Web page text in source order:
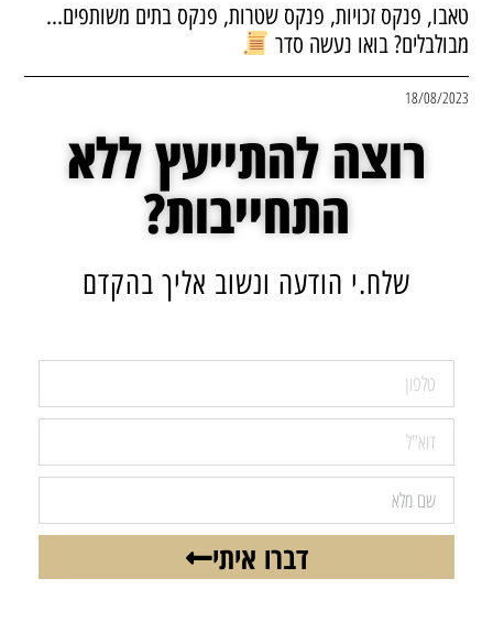
טאבו, פנקס זכויות, פנקס שטרות, פנקס בתים משותפים…
מבולבלים? בואו נעשה סדר
18/08/2023
רוצה להתייעץ ללא
התחייבות?
שלח.י הודעה ונשוב אליך בהקדם
דברו איתי